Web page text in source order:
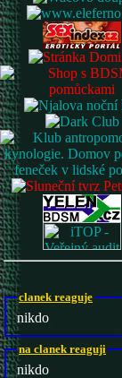
clanek reaguje
nikdo
na clanek reaguji
nikdo